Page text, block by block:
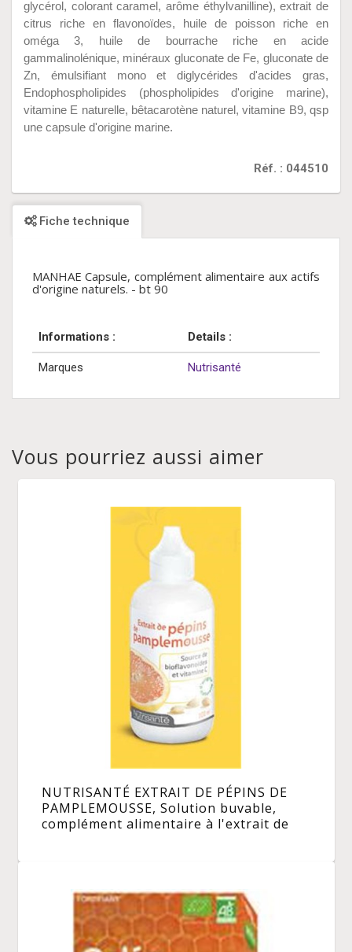
glycérol, colorant caramel, arôme éthylvanilline), extrait de
citrus riche en flavonoïdes, huile de poisson riche en
oméga 3, huile de bourrache riche en acide
gammalinolénique, minéraux gluconate de Fe, gluconate de
Zn, émulsifiant mono et diglycérides d'acides gras,
Endophospholipides (phospholipides d'origine marine),
vitamine E naturelle, bêtacarotène naturel, vitamine B9, qsp
une capsule d'origine marine.
Réf. : 044510
Fiche technique
MANHAE Capsule, complément alimentaire aux actifs
d'origine naturels. - bt 90
Informations : Details :
Marques Nutrisanté
Vous pourriez aussi aimer
NUTRISANTÉ EXTRAIT DE PÉPINS DE
PAMPLEMOUSSE, Solution buvable,
complément alimentaire à l'extrait de